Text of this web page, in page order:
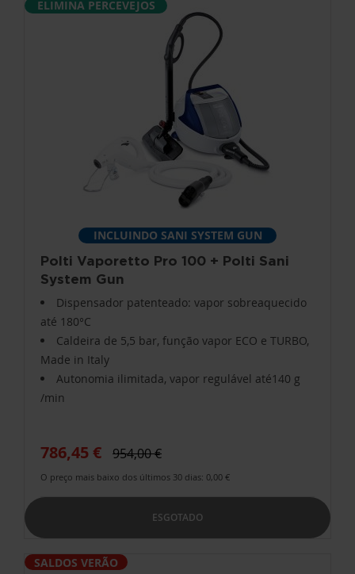
ELIMINA PERCEVEJOS
INCLUINDO SANI SYSTEM GUN
Polti Vaporetto Pro 100 + Polti Sani
System Gun
Dispensador patenteado: vapor sobreaquecido
até 180°C
Caldeira de 5,5 bar, função vapor ECO e TURBO,
Made in Italy
Autonomia ilimitada, vapor regulável até140 g
/min
786,45 € 954,00 €
O preço mais baixo dos últimos 30 dias: 0,00 €
ESGOTADO
SALDOS VERÃO